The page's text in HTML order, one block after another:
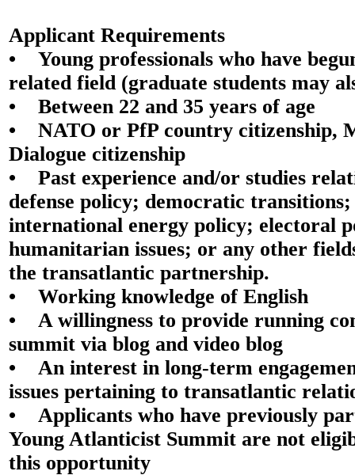
Applicant Requirements
• Young professionals who have
related field (graduate students may
• Between 22 and 35 years of age
• NATO or PfP country citizenship,
Dialogue citizenship
• Past experience and/or studies
defense policy; democratic
international energy policy; electoral
humanitarian issues; or any other
the transatlantic partnership.
• Working knowledge of English
• A willingness to provide running
summit via blog and video blog
• An interest in long-term
issues pertaining to transatlantic
• Applicants who have previously
Young Atlanticist Summit are not
this opportunity